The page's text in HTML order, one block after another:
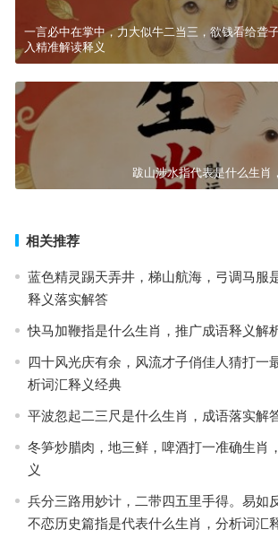
一言必中在掌中，力大似牛二当三，欲钱看给聋
入精准解读释义
跋山涉水指代表是什么生肖
相关推荐
蓝色精灵踢天弄井，梯山航海，弓调马服
释义落实解答
快马加鞭指是什么生肖，推广成语释义解
四十风光庆有余，风流才子俏佳人猜打一
析词汇释义经典
平波忽起二三尺是什么生肖，成语落实解
冬笋炒腊肉，地三鲜，啤酒打一准确生肖
义
兵分三路用妙计，二带四五里手得。易如
不恋历史篇指是代表什么生肖，分析词汇